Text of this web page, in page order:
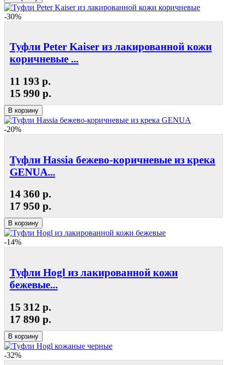
-30%
Туфли Peter Kaiser из лакированной кожи
коричневые ...
11 193 р.
15 990 р.
В корзину
-20%
Туфли Hassia бежево-коричневые из крека
GENUA...
14 360 р.
17 950 р.
В корзину
-14%
Туфли Hogl из лакированной кожи
бежевые...
15 312 р.
17 890 р.
В корзину
-32%